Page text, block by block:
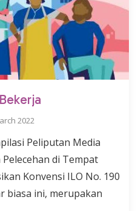
2022
Peliputan Media
di Tempat
Konvensi ILO No. 190
biasa ini, merupakan